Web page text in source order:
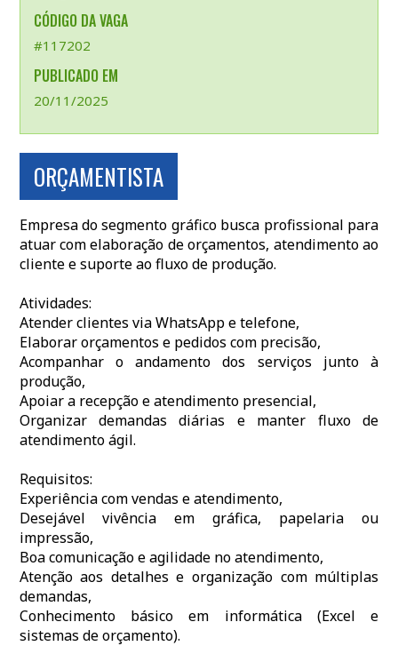
CÓDIGO DA VAGA
#117202
PUBLICADO EM
20/11/2025
ORÇAMENTISTA
Empresa do segmento gráfico busca profissional para
atuar com elaboração de orçamentos, atendimento ao
cliente e suporte ao fluxo de produção.
Atividades:
Atender clientes via WhatsApp e telefone,
Elaborar orçamentos e pedidos com precisão,
Acompanhar o andamento dos serviços junto à
produção,
Apoiar a recepção e atendimento presencial,
Organizar demandas diárias e manter fluxo de
atendimento ágil.
Requisitos:
Experiência com vendas e atendimento,
Desejável vivência em gráfica, papelaria ou
impressão,
Boa comunicação e agilidade no atendimento,
Atenção aos detalhes e organização com múltiplas
demandas,
Conhecimento básico em informática (Excel e
sistemas de orçamento).